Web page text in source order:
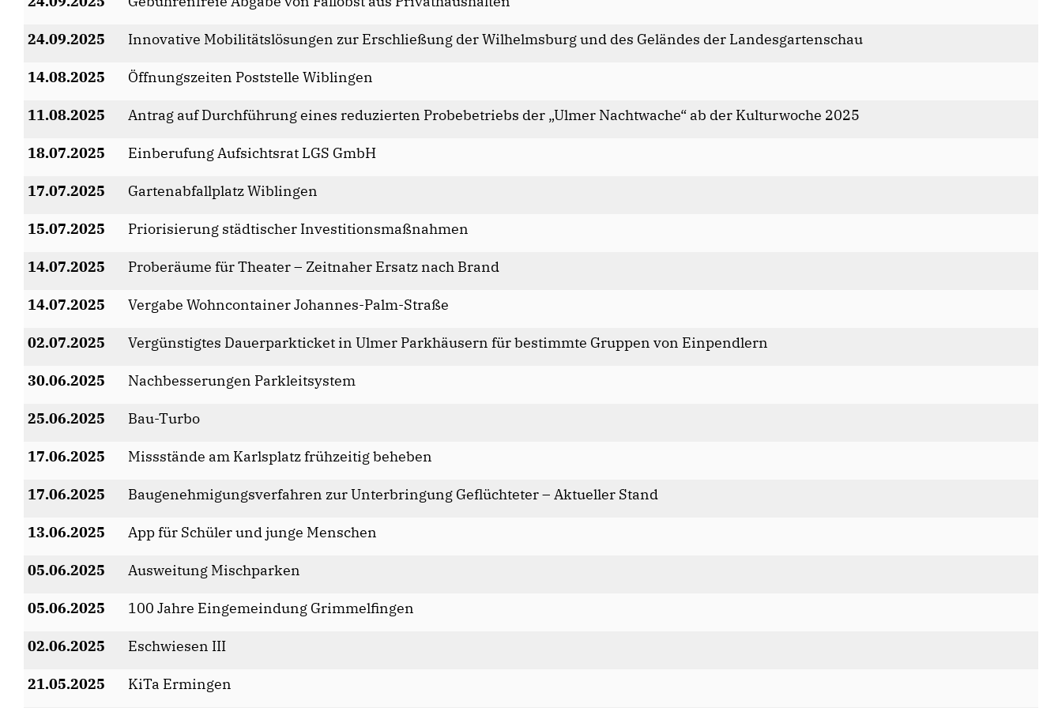
24.09.2025 Innovative Mobilitätslösungen zur Erschließung der Wilhelmsburg und des Geländes der Landesgartenschau
14.08.2025 Öffnungszeiten Poststelle Wiblingen
11.08.2025 Antrag auf Durchführung eines reduzierten Probebetriebs der „Ulmer Nachtwache“ ab der Kulturwoche 2025
18.07.2025 Einberufung Aufsichtsrat LGS GmbH
17.07.2025 Gartenabfallplatz Wiblingen
15.07.2025 Priorisierung städtischer Investitionsmaßnahmen
14.07.2025 Proberäume für Theater – Zeitnaher Ersatz nach Brand
14.07.2025 Vergabe Wohncontainer Johannes-Palm-Straße
02.07.2025 Vergünstigtes Dauerparkticket in Ulmer Parkhäusern für bestimmte Gruppen von Einpendlern
30.06.2025 Nachbesserungen Parkleitsystem
25.06.2025 Bau-Turbo
17.06.2025 Missstände am Karlsplatz frühzeitig beheben
17.06.2025 Baugenehmigungsverfahren zur Unterbringung Geflüchteter – Aktueller Stand
13.06.2025 App für Schüler und junge Menschen
05.06.2025 Ausweitung Mischparken
05.06.2025 100 Jahre Eingemeindung Grimmelfingen
02.06.2025 Eschwiesen III
21.05.2025 KiTa Ermingen